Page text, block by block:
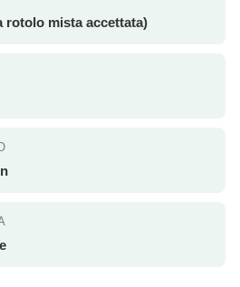
rotolo mista accettata)